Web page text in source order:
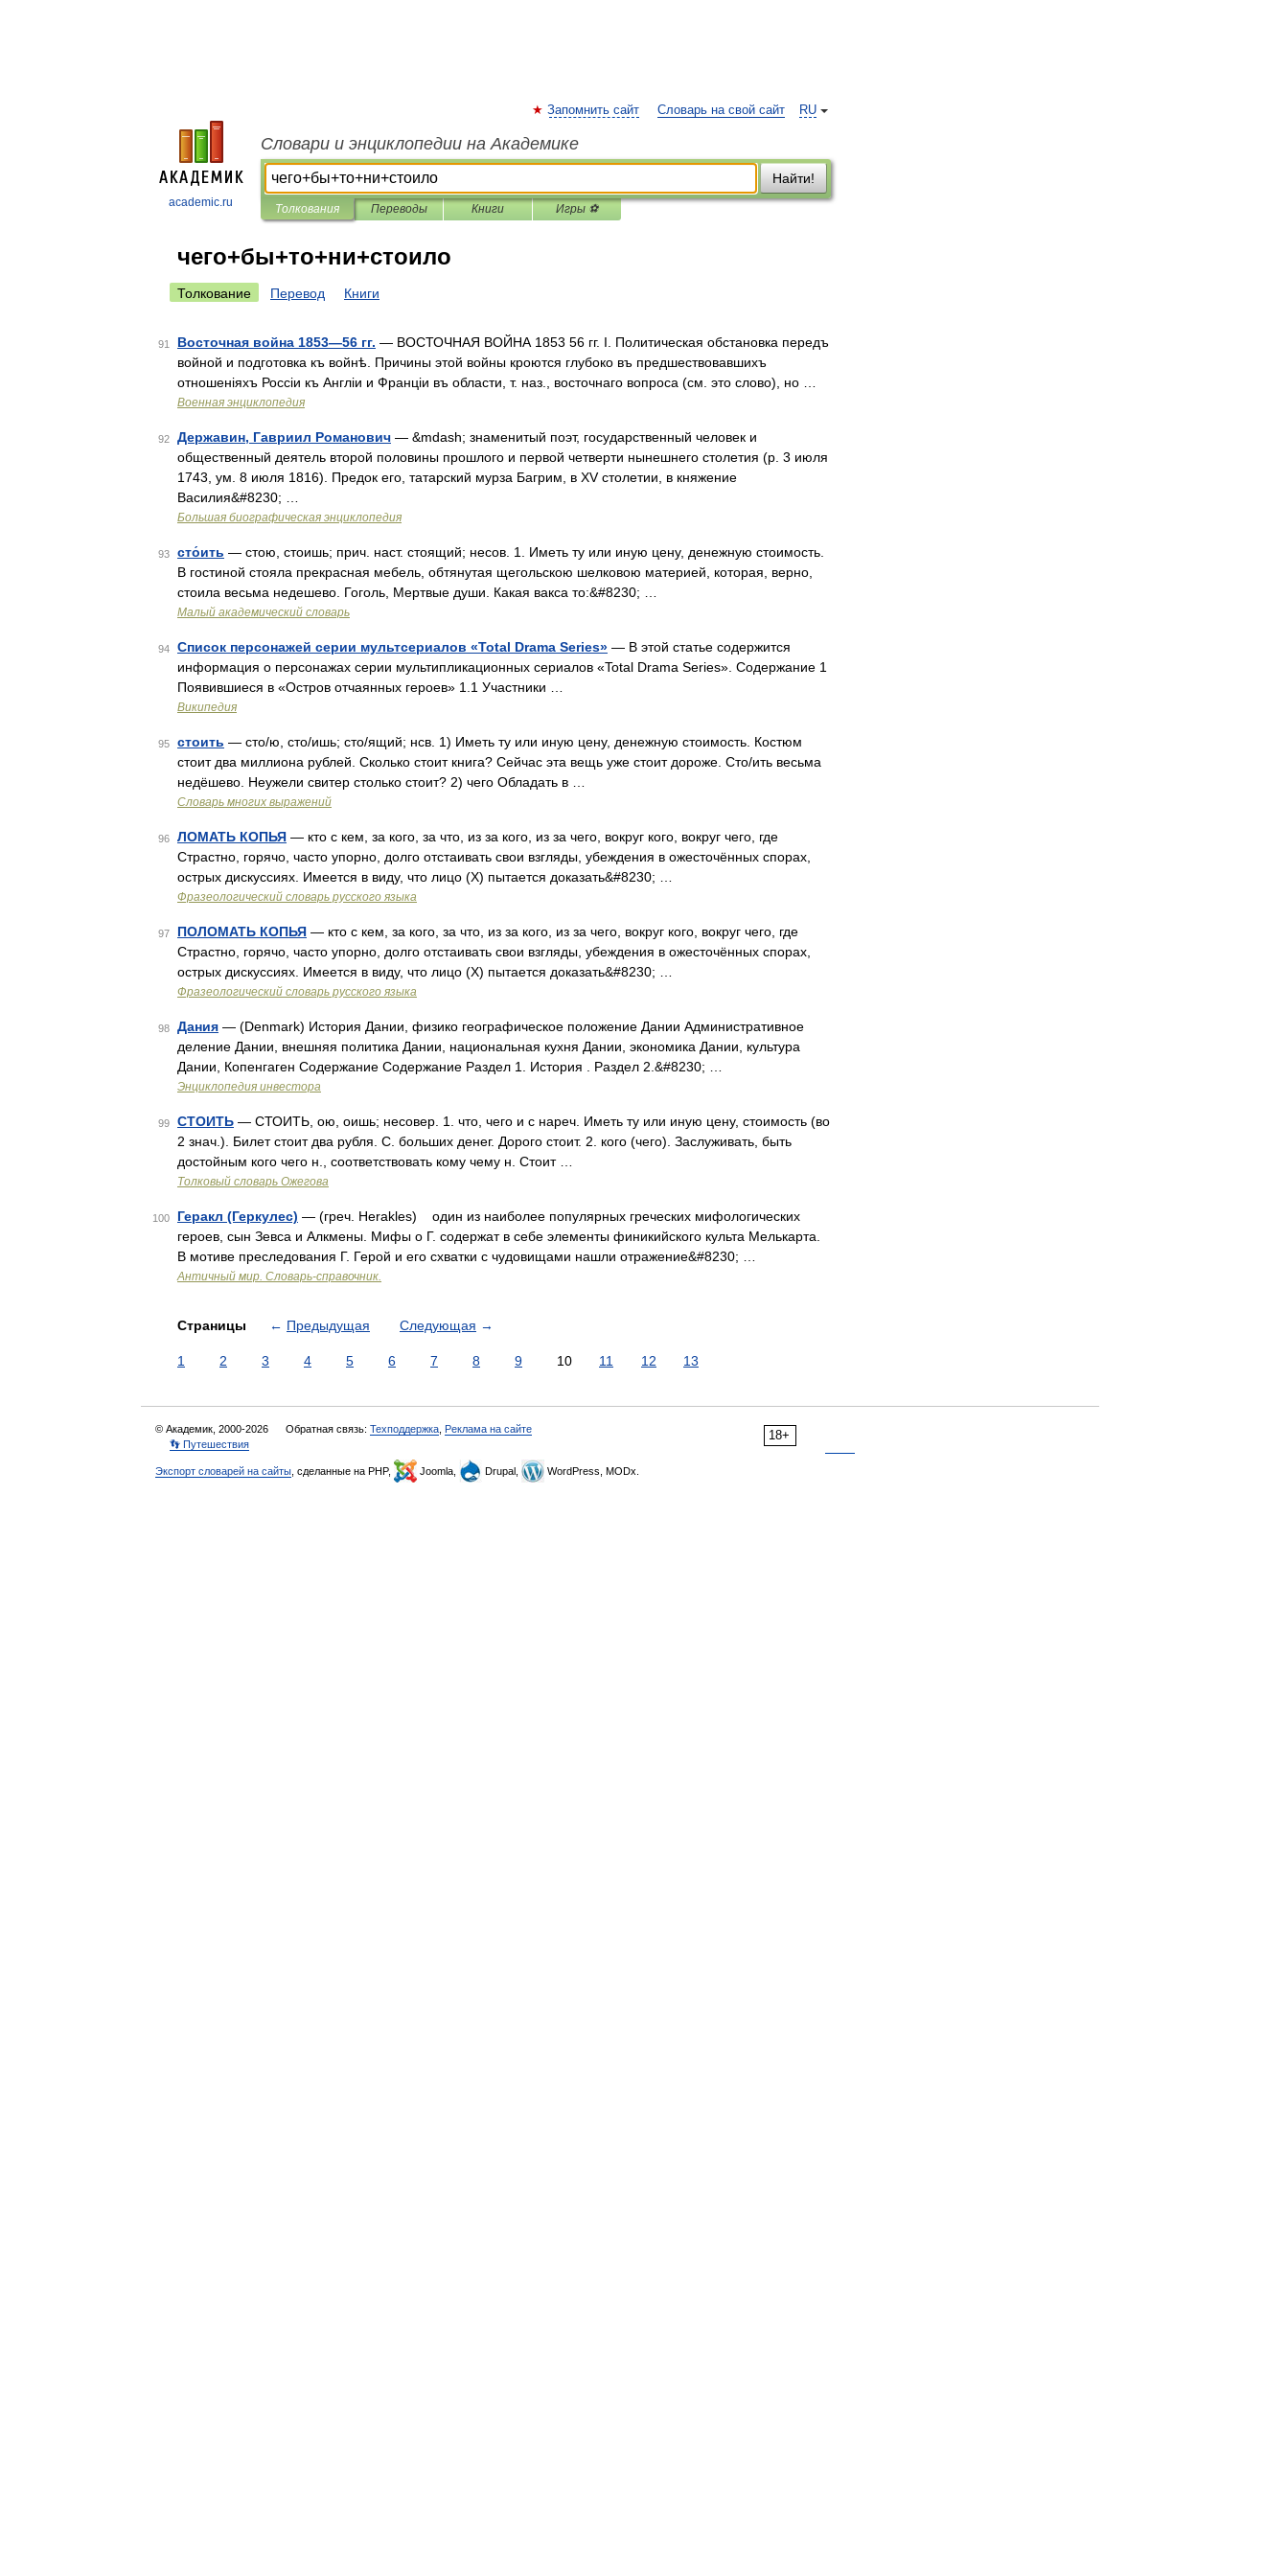
academic.ru
RU
Запомнить сайт Словарь на свой сайт
Словари и энциклопедии на Академике
Найти!
Толкования Переводы Книги Игры ⚽
чего+бы+то+ни+стоило
Толкование Перевод Книги
91 Восточная война 1853—56 гг. — ВОСТОЧНАЯ ВОЙНА 1853 56 гг. I. Политическая обстановка передъ
войной и подготовка къ войнѣ. Причины этой войны кроются глубоко въ предшествовавшихъ
отношеніяхъ Россіи къ Англіи и Франціи въ области, т. наз., восточнаго вопроса (см. это слово), но …
Военная энциклопедия
92 Державин, Гавриил Романович — &mdash; знаменитый поэт, государственный человек и
общественный деятель второй половины прошлого и первой четверти нынешнего столетия (р. 3 июля
1743, ум. 8 июля 1816). Предок его, татарский мурза Багрим, в ХV столетии, в княжение
Василия&#8230; …
Большая биографическая энциклопедия
93 сто́ить — стою, стоишь; прич. наст. стоящий; несов. 1. Иметь ту или иную цену, денежную стоимость.
В гостиной стояла прекрасная мебель, обтянутая щегольскою шелковою материей, которая, верно,
стоила весьма недешево. Гоголь, Мертвые души. Какая вакса то:&#8230; …
Малый академический словарь
94 Список персонажей серии мультсериалов «Total Drama Series» — В этой статье содержится
информация о персонажах серии мультипликационных сериалов «Total Drama Series». Содержание 1
Появившиеся в «Остров отчаянных героев» 1.1 Участники …
Википедия
95 стоить — сто/ю, сто/ишь; сто/ящий; нсв. 1) Иметь ту или иную цену, денежную стоимость. Костюм
стоит два миллиона рублей. Сколько стоит книга? Сейчас эта вещь уже стоит дороже. Сто/ить весьма
недёшево. Неужели свитер столько стоит? 2) чего Обладать в …
Словарь многих выражений
96 ЛОМАТЬ КОПЬЯ — кто с кем, за кого, за что, из за кого, из за чего, вокруг кого, вокруг чего, где
Страстно, горячо, часто упорно, долго отстаивать свои взгляды, убеждения в ожесточённых спорах,
острых дискуссиях. Имеется в виду, что лицо (Х) пытается доказать&#8230; …
Фразеологический словарь русского языка
97 ПОЛОМАТЬ КОПЬЯ — кто с кем, за кого, за что, из за кого, из за чего, вокруг кого, вокруг чего, где
Страстно, горячо, часто упорно, долго отстаивать свои взгляды, убеждения в ожесточённых спорах,
острых дискуссиях. Имеется в виду, что лицо (Х) пытается доказать&#8230; …
Фразеологический словарь русского языка
98 Дания — (Denmark) История Дании, физико географическое положение Дании Административное
деление Дании, внешняя политика Дании, национальная кухня Дании, экономика Дании, культура
Дании, Копенгаген Содержание Содержание Раздел 1. История . Раздел 2.&#8230; …
Энциклопедия инвестора
99 СТОИТЬ — СТОИТЬ, ою, оишь; несовер. 1. что, чего и с нареч. Иметь ту или иную цену, стоимость (во
2 знач.). Билет стоит два рубля. С. больших денег. Дорого стоит. 2. кого (чего). Заслуживать, быть
достойным кого чего н., соответствовать кому чему н. Стоит …
Толковый словарь Ожегова
100 Геракл (Геркулес) — (греч. Herakles) один из наиболее популярных греческих мифологических
героев, сын Зевса и Алкмены. Мифы о Г. содержат в себе элементы финикийского культа Мелькарта.
В мотиве преследования Г. Герой и его схватки с чудовищами нашли отражение&#8230; …
Античный мир. Словарь-справочник.
Страницы ← Предыдущая Следующая →
1 2 3 4 5 6 7 8 9 10 11 12 13
18+
© Академик, 2000-2026 Обратная связь: Техподдержка Реклама на сайте
👣 Путешествия
Экспорт словарей на сайты , сделанные на PHP, Joomla, Drupal, WordPress, MODx.